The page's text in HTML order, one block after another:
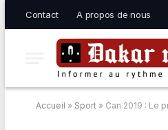
Contact A propos de nous
Accueil » Sport » Can 2019 : Le